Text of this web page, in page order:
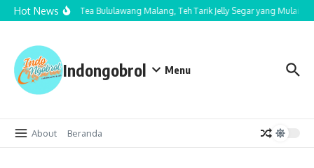
Lewati ke konten
Hot NewsCha Nom Tea Bululawang Malang, Teh Tarik Jelly Segar yang Mulai
Indongobrol Menu
About Beranda